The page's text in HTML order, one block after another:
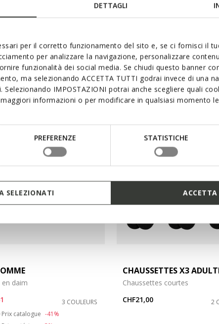
DETTAGLI
per il corretto funzionamento del sito e, se ci fornisci il
per analizzare la navigazione, personalizzare
funzionalità dei social media. Se chiudi questo banner
ma selezionando ACCETTA TUTTI godrai invece di una
Selezionando IMPOSTAZIONI potrai anche scegliere quali
informazioni o per modificare in qualsiasi momento
PREFERENZE STATISTICHE
SELEZIONATI
X3 ADULTE
courtes
3 COULEURS
CHAUSSETTES X3
Chaussettes courtes
CHF24,00
3
en daim
3 COULEURS
from
to
Prix catalogue -41%
CHAUSSETTES X3
Chaussettes courtes
CHF21,00
2